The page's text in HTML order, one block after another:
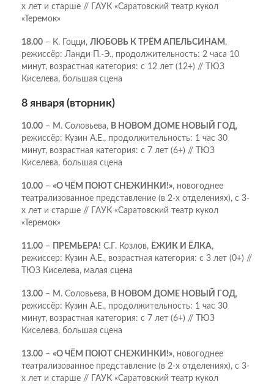
х лет и старше // ГАУК «Саратовский театр кукол
«Теремок»
18.00 – К. Гоцци, ЛЮБОВЬ К ТРЁМ АПЕЛЬСИНАМ ,
режиссёр: Ланди П.-Э., продолжительность: 2 часа 10
минут, возрастная категория: с 12 лет (12+) // ТЮЗ
Киселева, большая сцена
8 января (вторник)
10.00 – М. Соловьева, В НОВОМ ДОМЕ НОВЫЙ ГОД,
режиссёр: Кузин А.Е., продолжительность: 1 час 30
минут, возрастная категория: с 7 лет (6+) // ТЮЗ
Киселева, большая сцена
10.00 – «О ЧЁМ ПОЮТ СНЕЖИНКИ!», новогоднее
театрализованное представление (в 2-х отделениях), с 3-
х лет и старше // ГАУК «Саратовский театр кукол
«Теремок»
11.00 – ПРЕМЬЕРА! С.Г. Козлов, ЁЖИК И ЁЛКА,
режиссер: Кузин А.Е., возрастная категория: с 3 лет (0+) //
ТЮЗ Киселева, малая сцена
13.00 – М. Соловьева, В НОВОМ ДОМЕ НОВЫЙ ГОД,
режиссёр: Кузин А.Е., продолжительность: 1 час 30
минут, возрастная категория: с 7 лет (6+) // ТЮЗ
Киселева, большая сцена
13.00 – «О ЧЁМ ПОЮТ СНЕЖИНКИ!», новогоднее
театрализованное представление (в 2-х отделениях), с 3-
х лет и старше // ГАУК «Саратовский театр кукол